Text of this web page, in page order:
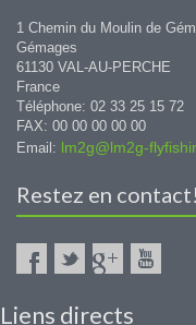
1 Chemin du Moulin de
Gémages
61130 VAL-AU-PERCHE
France
Téléphone: 02 33 25 15 72
FAX: 00 00 00 00 00
Email: lm2g@lm2g-
Restez en contact!
Liens directs